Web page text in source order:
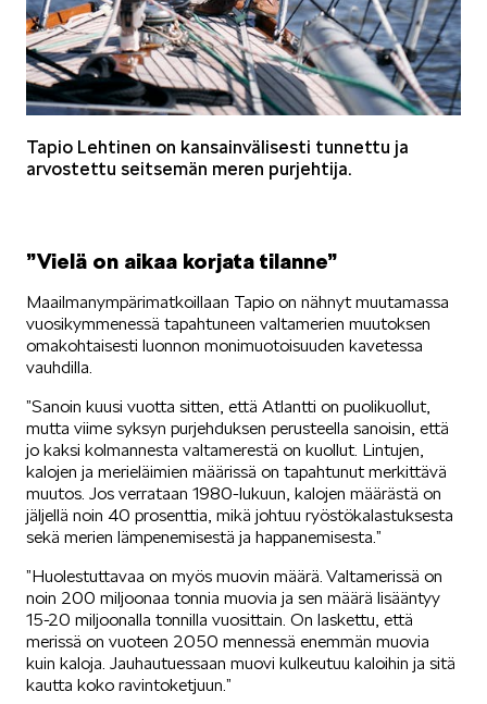
SCALA
KODIAQ
Tapio Lehtinen on kansainvälisesti tunnettu ja
arvostettu seitsemän meren purjehtija.
”Vielä on aikaa korjata tilanne”
Maailmanympärimatkoillaan Tapio on nähnyt muutamassa
vuosikymmenessä tapahtuneen valtamerien muutoksen
omakohtaisesti luonnon monimuotoisuuden kavetessa
vauhdilla.
”Sanoin kuusi vuotta sitten, että Atlantti on puolikuollut,
mutta viime syksyn purjehduksen perusteella sanoisin, että
jo kaksi kolmannesta valtamerestä on kuollut. Lintujen,
kalojen ja merieläimien määrissä on tapahtunut merkittävä
muutos. Jos verrataan 1980-lukuun, kalojen määrästä on
jäljellä noin 40 prosenttia, mikä johtuu ryöstökalastuksesta
sekä merien lämpenemisestä ja happanemisesta.”
”Huolestuttavaa on myös muovin määrä. Valtamerissä on
noin 200 miljoonaa tonnia muovia ja sen määrä lisääntyy
15-20 miljoonalla tonnilla vuosittain. On laskettu, että
merissä on vuoteen 2050 mennessä enemmän muovia
kuin kaloja. Jauhautuessaan muovi kulkeutuu kaloihin ja sitä
kautta koko ravintoketjuun.”